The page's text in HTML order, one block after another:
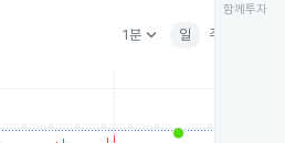
1분keyboard_arrow_down 일 주
함께투자